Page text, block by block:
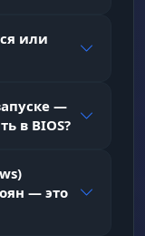
или
—
в BIOS?
— это